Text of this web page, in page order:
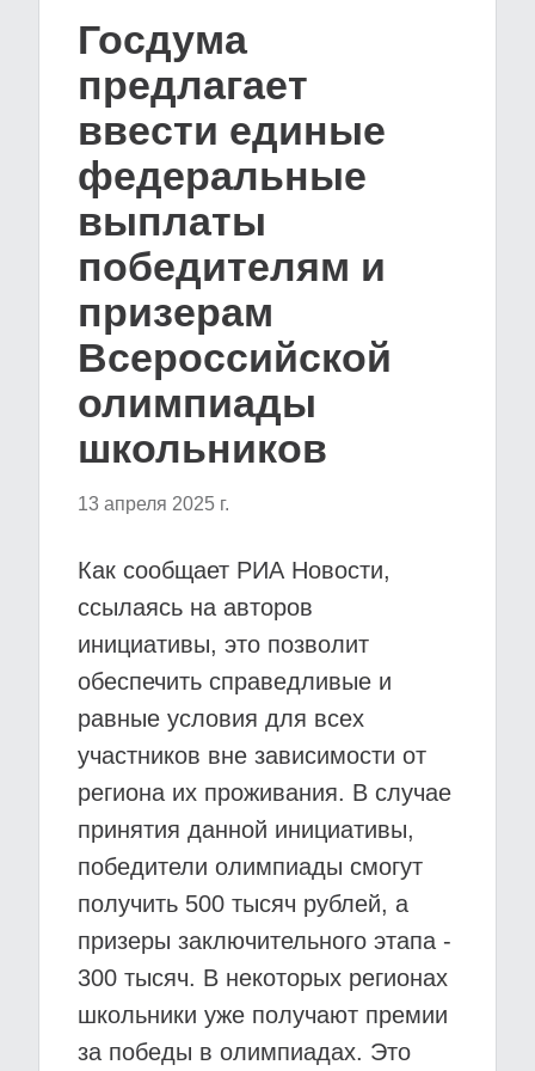
Госдума
предлагает
ввести единые
федеральные
выплаты
победителям и
призерам
Всероссийской
олимпиады
школьников
13 апреля 2025 г.
Как сообщает РИА Новости,
ссылаясь на авторов
инициативы, это позволит
обеспечить справедливые и
равные условия для всех
участников вне зависимости от
региона их проживания. В случае
принятия данной инициативы,
победители олимпиады смогут
получить 500 тысяч рублей, а
призеры заключительного этапа -
300 тысяч. В некоторых регионах
школьники уже получают премии
за победы в олимпиадах. Это